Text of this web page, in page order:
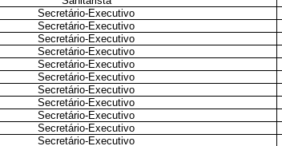
Secretário-Executivo
Secretário-Executivo
Secretário-Executivo
Secretário-Executivo
Secretário-Executivo
Secretário-Executivo
Secretário-Executivo
Secretário-Executivo
Secretário-Executivo
Secretário-Executivo
Secretário-Executivo